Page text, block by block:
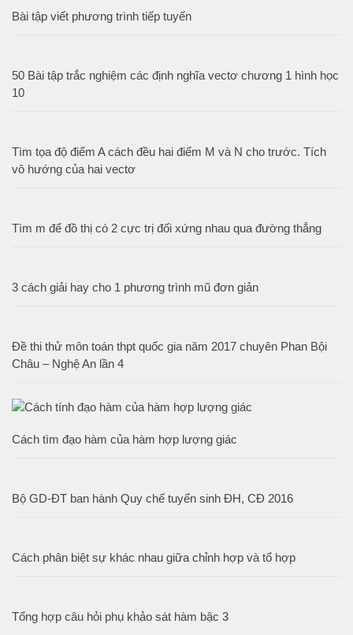
Bài tập viết phương trình tiếp tuyến
50 Bài tập trắc nghiệm các định nghĩa vectơ chương 1 hình học
10
Tìm tọa độ điểm A cách đều hai điểm M và N cho trước. Tích
vô hướng của hai vectơ
Tìm m để đồ thị có 2 cực trị đối xứng nhau qua đường thẳng
3 cách giải hay cho 1 phương trình mũ đơn giản
Đề thi thử môn toán thpt quốc gia năm 2017 chuyên Phan Bội
Châu – Nghệ An lần 4
Cách tìm đạo hàm của hàm hợp lượng giác
Bộ GD-ĐT ban hành Quy chế tuyển sinh ĐH, CĐ 2016
Cách phân biệt sự khác nhau giữa chỉnh hợp và tổ hợp
Tổng hợp câu hỏi phụ khảo sát hàm bậc 3